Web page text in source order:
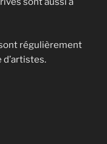
régulièrement
d’artistes.